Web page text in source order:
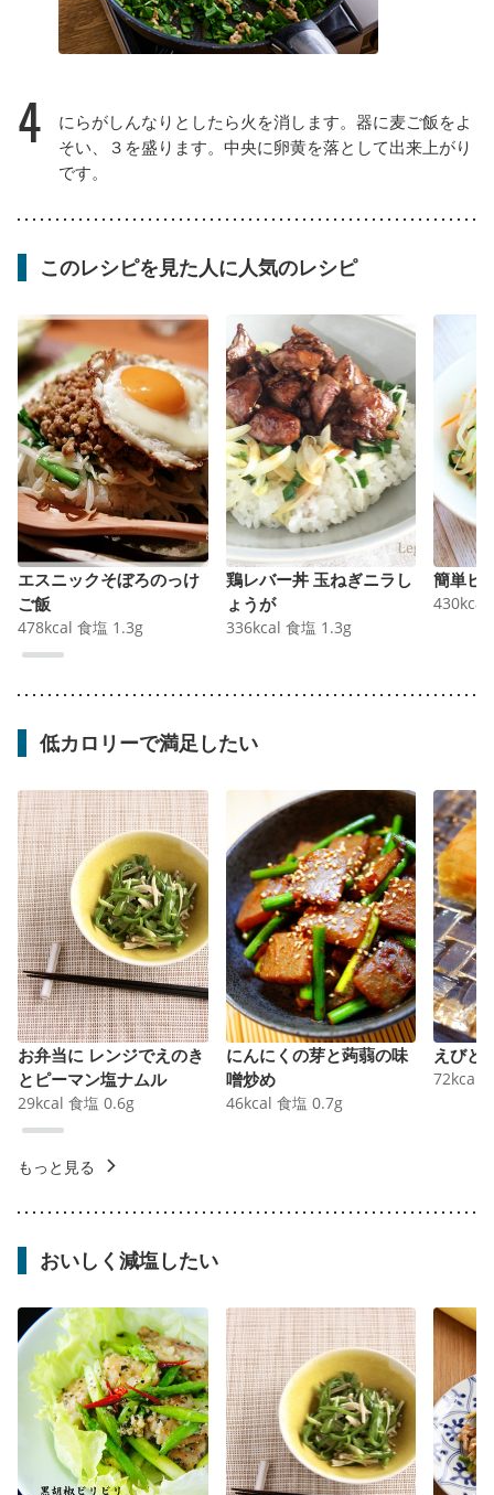
4
にらがしんなりとしたら火を消します。器に麦ご飯をよ
そい、３を盛ります。中央に卵黄を落として出来上がり
です。
このレシピを見た人に人気のレシピ
エスニックそぼろのっけ
ご飯
478kcal 食塩 1.3g
鶏レバー丼 玉ねぎニラし
ょうが
336kcal 食塩 1.3g
簡単ビ
430kcal
低カロリーで満足したい
お弁当に レンジでえのき
とピーマン塩ナムル
29kcal 食塩 0.6g
にんにくの芽と蒟蒻の味
噌炒め
46kcal 食塩 0.7g
えびと
72kcal
もっと見る
おいしく減塩したい